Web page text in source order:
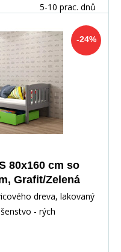
5-10 prac. dnů
-24%
80x160 cm so
Grafit/Zelená
dreva, lakovaný
- rých